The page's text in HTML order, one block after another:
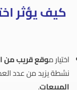
كيف يؤثر
اختيار موقع قريب من
نشطة يزيد من عدد
المبيعات.